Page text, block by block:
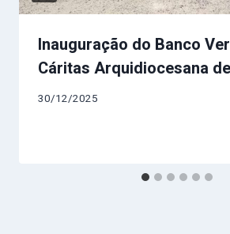
Inauguração do Banco
Cáritas Arquidiocesana
30/12/2025